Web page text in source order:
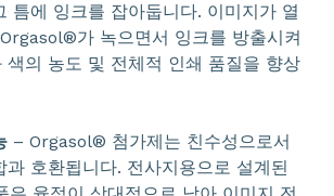
틈에 잉크를 잡아둡니다. 이미지가 열
가 녹으면서 잉크를 방출시켜
색의 농도 및 전체적 인쇄 품질을 향상
– Orgasol® 첨가제는 친수성으로서
과 호환됩니다. 전사지용으로 설계된